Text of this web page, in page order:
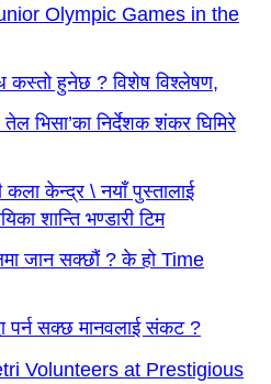
Olympic Games in the
कस्तो हुनेछ ? विशेष विश्लेषण,
भिसा’का निर्देशक शंकर घिमिरे
कला केन्द्र \ नयाँ पुस्तालाई
शान्ति भण्डारी टिम
जान सक्छौं ? के हो Time
पर्न सक्छ मानवलाई संकट ?
Volunteers at Prestigious